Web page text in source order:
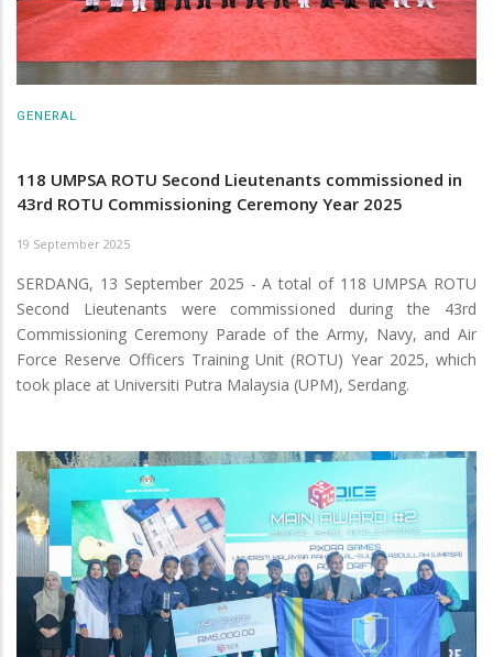
GENERAL
118 UMPSA ROTU Second Lieutenants commissioned in
43rd ROTU Commissioning Ceremony Year 2025
19 September 2025
SERDANG, 13 September 2025 - A total of 118 UMPSA ROTU
Second Lieutenants were commissioned during the 43rd
Commissioning Ceremony Parade of the Army, Navy, and Air
Force Reserve Officers Training Unit (ROTU) Year 2025, which
took place at Universiti Putra Malaysia (UPM), Serdang.